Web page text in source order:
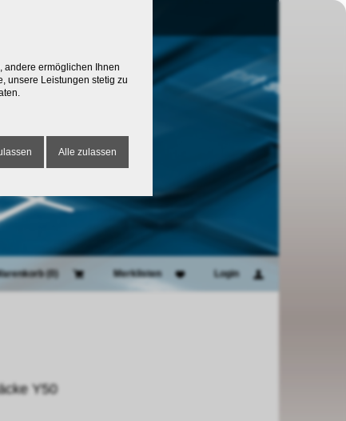
(0 Merklisten Login
Y50
andere ermöglichen Ihnen
unsere Leistungen stetig zu
Alle zulassen